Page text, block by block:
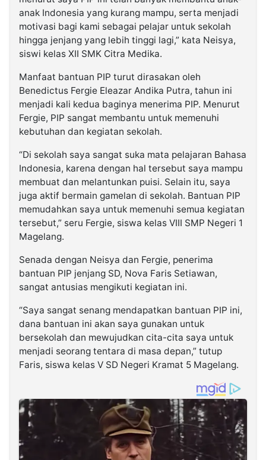
anak Indonesia yang kurang mampu, serta menjadi
motivasi bagi kami sebagai pelajar untuk sekolah
hingga jenjang yang lebih tinggi lagi,” kata Neisya,
siswi kelas XII SMK Citra Medika.
Manfaat bantuan PIP turut dirasakan oleh
Benedictus Fergie Eleazar Andika Putra, tahun ini
menjadi kali kedua baginya menerima PIP. Menurut
Fergie, PIP sangat membantu untuk memenuhi
kebutuhan dan kegiatan sekolah.
“Di sekolah saya sangat suka mata pelajaran Bahasa
Indonesia, karena dengan hal tersebut saya mampu
membuat dan melantunkan puisi. Selain itu, saya
juga aktif bermain gamelan di sekolah. Bantuan PIP
memudahkan saya untuk memenuhi semua kegiatan
tersebut,” seru Fergie, siswa kelas VIII SMP Negeri 1
Magelang.
Senada dengan Neisya dan Fergie, penerima
bantuan PIP jenjang SD, Nova Faris Setiawan,
sangat antusias mengikuti kegiatan ini.
“Saya sangat senang mendapatkan bantuan PIP ini,
dana bantuan ini akan saya gunakan untuk
bersekolah dan mewujudkan cita-cita saya untuk
menjadi seorang tentara di masa depan,” tutup
Faris, siswa kelas V SD Negeri Kramat 5 Magelang.